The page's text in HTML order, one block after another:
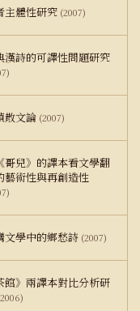
主體性研究 (2007)
漢詩的可譯性問題研究
散文論 (2007)
哥兒》的譯本看文學翻
藝術性與再創造性
文學中的鄉愁詩 (2007)
館》兩譯本對比分析研